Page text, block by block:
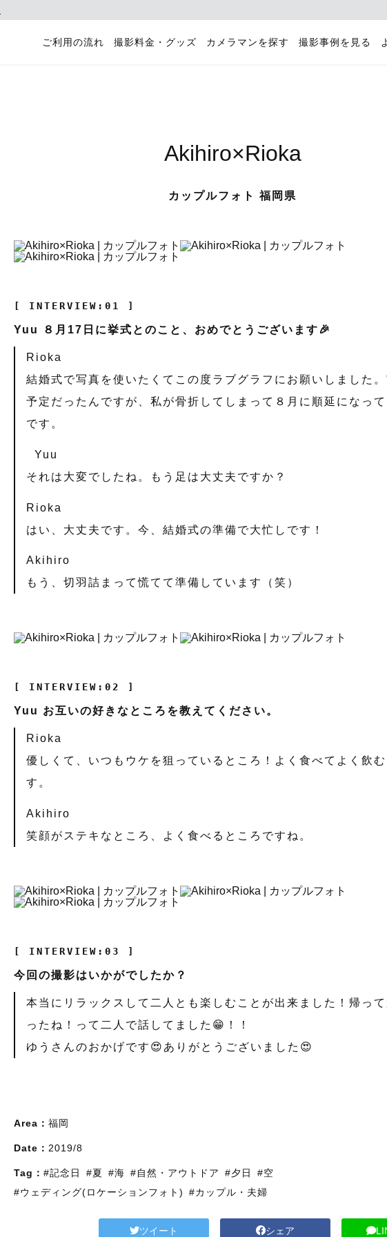
ご利用の流れ 撮影料金・グッズ カメラマンを探す 撮影事例を見る
Akihiro×Rioka
カップルフォト 福岡県
[ INTERVIEW:01 ]
Yuu ８月17日に挙式とのこと、おめでとうございます🎉
Rioka
結婚式で写真を使いたくてこの度ラブグラフにお願いしました
予定だったんですが、私が骨折してしまって８月に順延になっ
です。
Yuu
それは大変でしたね。もう足は大丈夫ですか？
Rioka
はい、大丈夫です。今、結婚式の準備で大忙しです！
Akihiro
もう、切羽詰まって慌てて準備しています（笑）
[ INTERVIEW:02 ]
Yuu お互いの好きなところを教えてください。
Rioka
優しくて、いつもウケを狙っているところ！よく食べてよく飲
す。
Akihiro
笑顔がステキなところ、よく食べるところですね。
[ INTERVIEW:03 ]
今回の撮影はいかがでしたか？
本当にリラックスして二人とも楽しむことが出来ました！帰っ
ったね！って二人で話してました😁！！
ゆうさんのおかげです😍ありがとうございました😍
Area： 福岡
Date： 2019/8
Tag： #記念日 #夏 #海 #自然・アウトドア #夕日
#空
#ウェディング(ロケーションフォト)
#カップル・夫婦
ツイート シェア